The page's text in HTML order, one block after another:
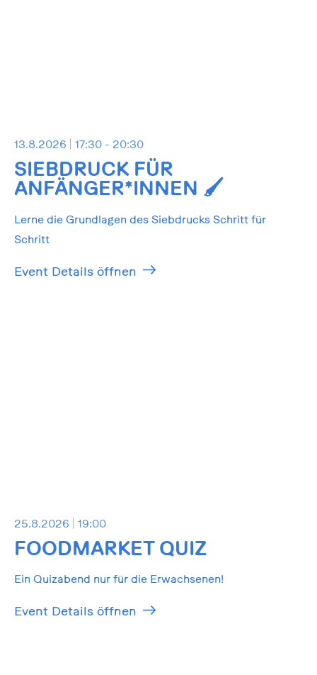
13.8.2026 17:30 - 20:30
SIEBDRUCK FÜR
ANFÄNGER*INNEN 🖌️
Lerne die Grundlagen des Siebdrucks Schritt für
Schritt
Event Details öffnen
25.8.2026 19:00
FOODMARKET QUIZ
Ein Quizabend nur für die Erwachsenen!
Event Details öffnen